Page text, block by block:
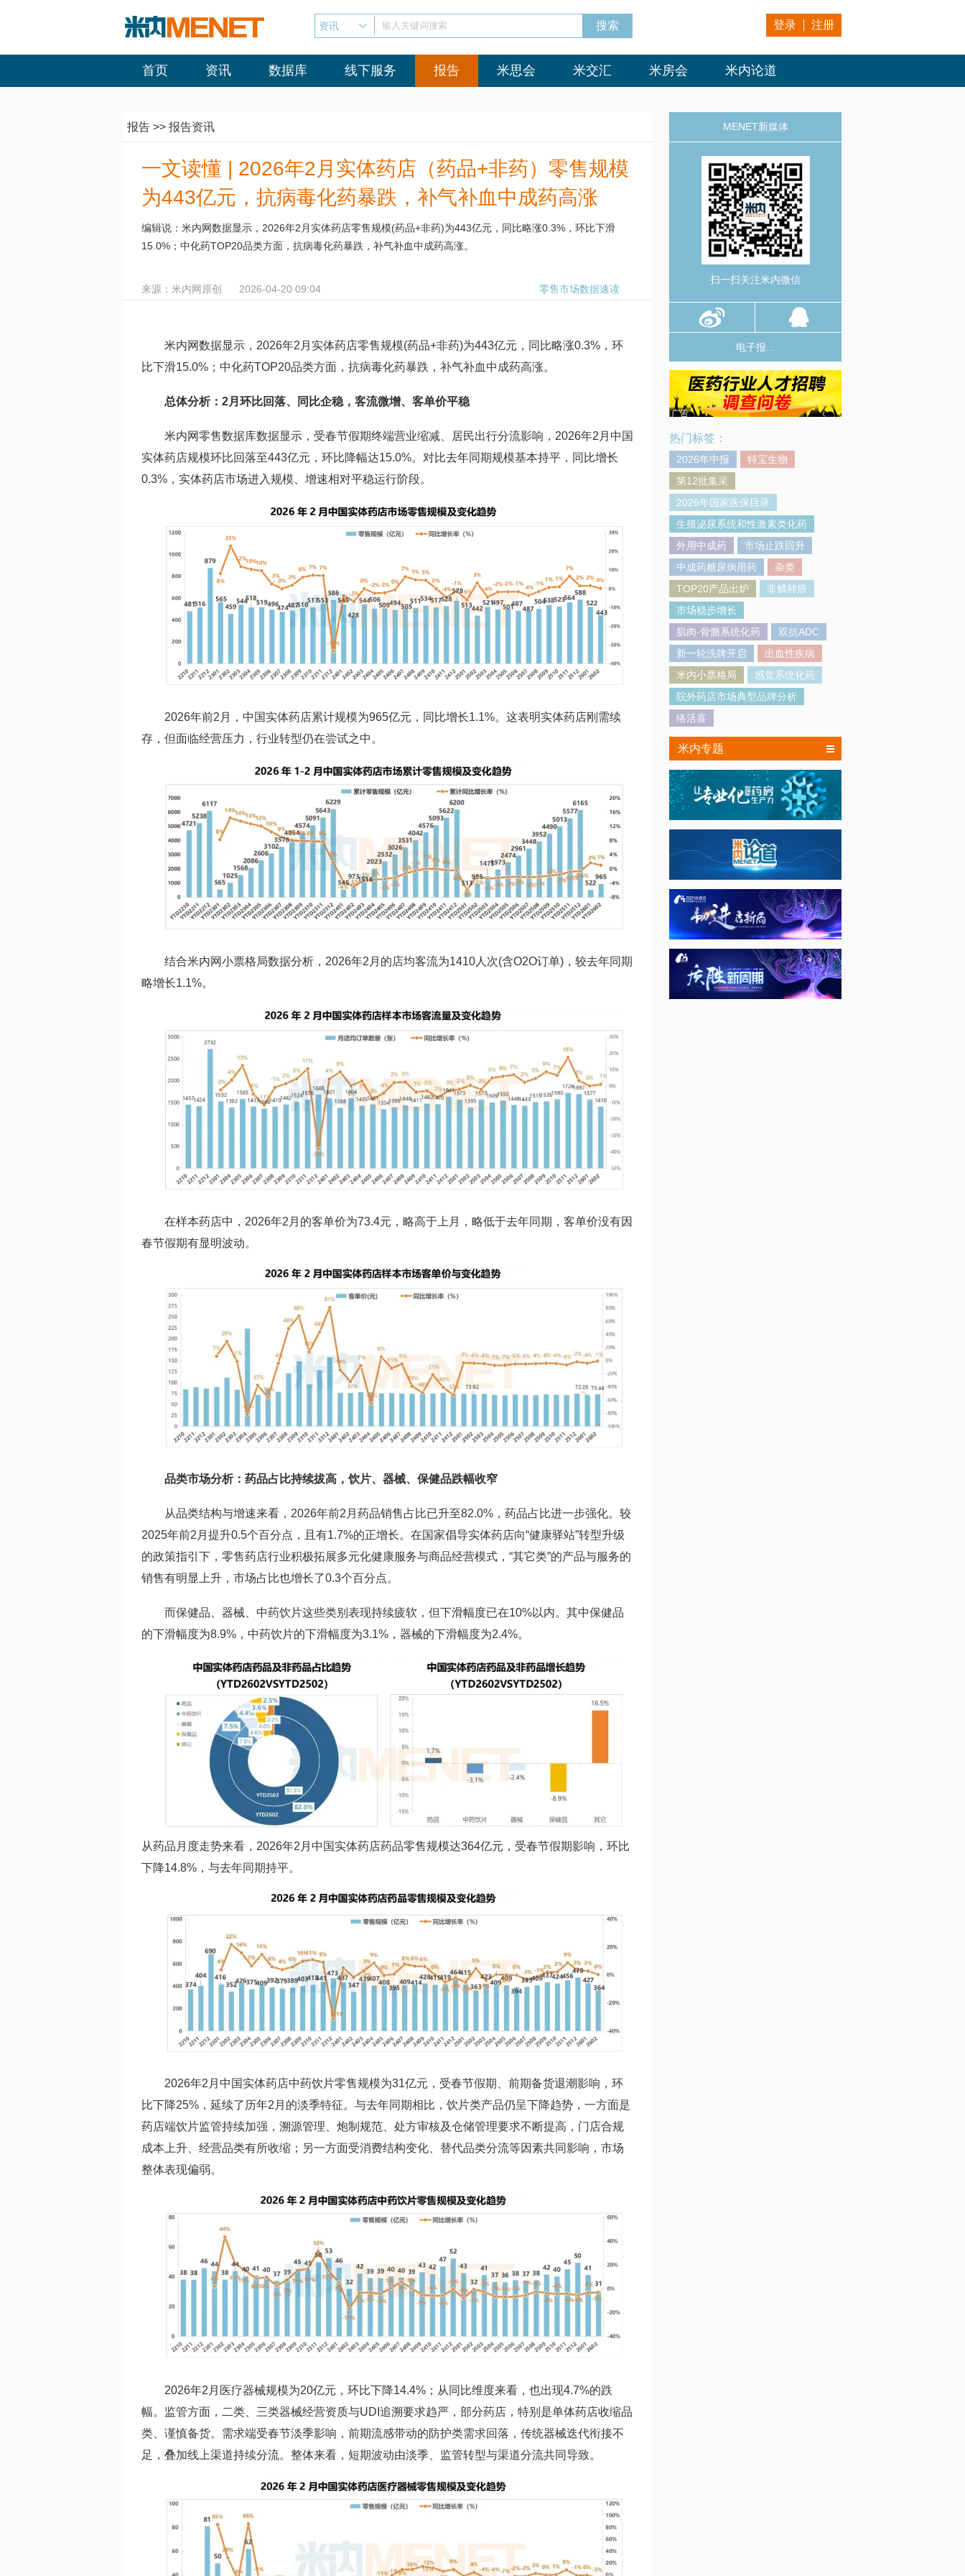
资讯 输入关键词搜索 登录 注册
首页 资讯 数据库 线下服务 报告 米思会 米交汇 米房会 米内论道
报告 >> 报告资讯
一文读懂 | 2026年2月实体药店（药品+非药）零售规模
为443亿元，抗病毒化药暴跌，补气补血中成药高涨
编辑说：米内网数据显示，2026年2月实体药店零售规模(药品+非药)为443亿元，同比略涨0.3%，环比下滑
15.0%；中化药TOP20品类方面，抗病毒化药暴跌，补气补血中成药高涨。
来源：米内网原创 2026-04-20 09:04 零售市场数据速读
米内网数据显示，2026年2月实体药店零售规模(药品+非药)为443亿元，同比略涨0.3%，环
比下滑15.0%；中化药TOP20品类方面，抗病毒化药暴跌，补气补血中成药高涨。
总体分析：2月环比回落、同比企稳，客流微增、客单价平稳
米内网零售数据库数据显示，受春节假期终端营业缩减、居民出行分流影响，2026年2月中国
实体药店规模环比回落至443亿元，环比降幅达15.0%。对比去年同期规模基本持平，同比增长
0.3%，实体药店市场进入规模、增速相对平稳运行阶段。
2026年前2月，中国实体药店累计规模为965亿元，同比增长1.1%。这表明实体药店刚需续
存，但面临经营压力，行业转型仍在尝试之中。
结合米内网小票格局数据分析，2026年2月的店均客流为1410人次(含O2O订单)，较去年同期
略增长1.1%。
在样本药店中，2026年2月的客单价为73.4元，略高于上月，略低于去年同期，客单价没有因
春节假期有显明波动。
品类市场分析：药品占比持续拔高，饮片、器械、保健品跌幅收窄
从品类结构与增速来看，2026年前2月药品销售占比已升至82.0%，药品占比进一步强化。较
2025年前2月提升0.5个百分点，且有1.7%的正增长。在国家倡导实体药店向“健康驿站”转型升级
的政策指引下，零售药店行业积极拓展多元化健康服务与商品经营模式，“其它类”的产品与服务的
销售有明显上升，市场占比也增长了0.3个百分点。
而保健品、器械、中药饮片这些类别表现持续疲软，但下滑幅度已在10%以内。其中保健品
的下滑幅度为8.9%，中药饮片的下滑幅度为3.1%，器械的下滑幅度为2.4%。
从药品月度走势来看，2026年2月中国实体药店药品零售规模达364亿元，受春节假期影响，环比
下降14.8%，与去年同期持平。
2026年2月中国实体药店中药饮片零售规模为31亿元，受春节假期、前期备货退潮影响，环
比下降25%，延续了历年2月的淡季特征。与去年同期相比，饮片类产品仍呈下降趋势，一方面是
药店端饮片监管持续加强，溯源管理、炮制规范、处方审核及仓储管理要求不断提高，门店合规
成本上升、经营品类有所收缩；另一方面受消费结构变化、替代品类分流等因素共同影响，市场
整体表现偏弱。
2026年2月医疗器械规模为20亿元，环比下降14.4%；从同比维度来看，也出现4.7%的跌
幅。监管方面，二类、三类器械经营资质与UDI追溯要求趋严，部分药店，特别是单体药店收缩品
类、谨慎备货。需求端受春节淡季影响，前期流感带动的防护类需求回落，传统器械迭代衔接不
足，叠加线上渠道持续分流。整体来看，短期波动由淡季、监管转型与渠道分流共同导致。
MENET新媒体
扫一扫关注米内微信
电子报...
广告
热门标签：
2026年中报
特宝生物
第12批集采
2026年国家医保目录
生殖泌尿系统和性激素类化药
外用中成药
市场止跌回升
中成药糖尿病用药
杂类
TOP20产品出炉
非鳞肺癌
市场稳步增长
肌肉-骨骼系统化药
双抗ADC
新一轮洗牌开启
出血性疾病
米内小票格局
感觉系统化药
院外药店市场典型品牌分析
络活喜
米内专题